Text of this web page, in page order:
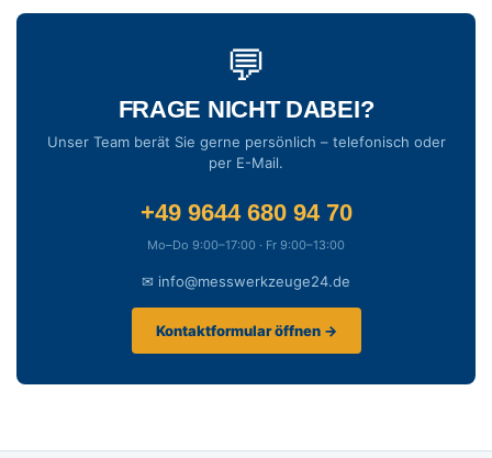
💬
FRAGE NICHT DABEI?
Unser Team berät Sie gerne persönlich – telefonisch oder
per E-Mail.
+49 9644 680 94 70
Mo–Do 9:00–17:00 · Fr 9:00–13:00
✉ info@messwerkzeuge24.de
Kontaktformular öffnen →